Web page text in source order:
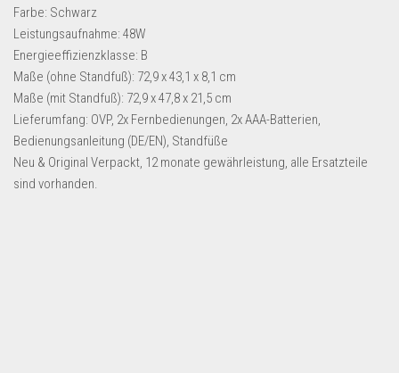
Dropshipping-Produkte
B2B Produkte
Grosshandel
Amazon
Aldi
Farbe: Schwarz
Leistungsaufnahme: 48W
Energieeffizienzklasse: B
Maße (ohne Standfuß): 72,9 x 43,1 x 8,1 cm
Maße (mit Standfuß): 72,9 x 47,8 x 21,5 cm
Lieferumfang: OVP, 2x Fernbedienungen, 2x AAA-Batterien,
Bedienungsanleitung (DE/EN), Standfüße
Neu & Original Verpackt, 12 monate gewährleistung, alle Ersatzteile
sind vorhanden.